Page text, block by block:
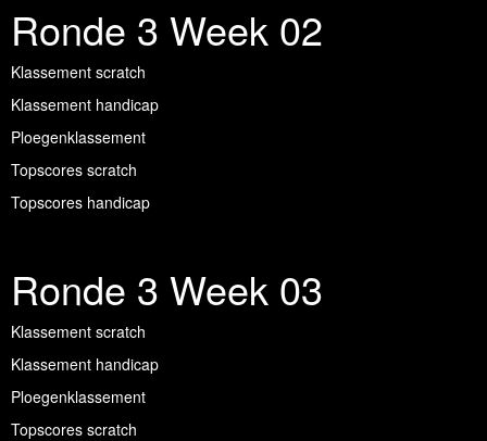
Ronde 3 Week 02
Klassement scratch
Klassement handicap
Ploegenklassement
Topscores scratch
Topscores handicap
Ronde 3 Week 03
Klassement scratch
Klassement handicap
Ploegenklassement
Topscores scratch